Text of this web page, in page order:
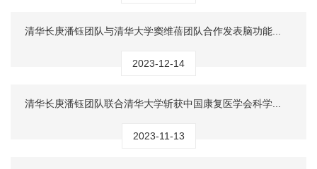
清华长庚潘钰团队与清华大学窦维蓓团队合作发表脑功能...
2023-12-14
清华长庚潘钰团队联合清华大学斩获中国康复医学会科学...
2023-11-13